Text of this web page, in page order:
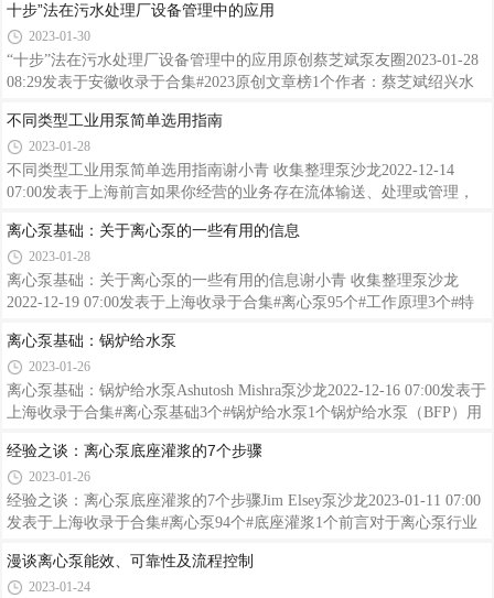
送过程中，隔膜
作简单，但这种泵可选择的款式也很多，今天让我们一起来看看选择适
合您的AODD泵型需要考虑的因素。为何选择气动双隔膜泵？气动双隔
膜泵的独特优势，使其成为许多富有挑战性的应用的明智之选。
十步”法在污水处理厂设备管理中的应用
2023-01-30
“十步”法在污水处理厂设备管理中的应用原创蔡芝斌泵友圈2023-01-28
08:29发表于安徽收录于合集#2023原创文章榜1个作者：蔡芝斌绍兴水
政府特殊津贴获得者、全国技术能手、浙江省万人计划高技能领军人
才、浙江工匠、浙江省首席技师、绍兴市突出贡献人才、绍兴市特聘专
家，在印染废水处理、水处理设备等方面具有丰富的经验，并取得了多
项系统性的创新成果，累计授权专利29项，发表论文34篇，编写著作1
应用提
不同类型工业用泵简单选用指南
2023-01-28
不同类型工业用泵简单选用指南谢小青 收集整理泵沙龙2022-12-14
07:00发表于上海前言如果你经营的业务存在流体输送、处理或管理，
型，因为有很多选择。以下是不同类型工业泵简单的选用指南以及每种
泵的用途。什么是工业泵？工业泵，泛指用于工业生产的泵。它是一种
机械装置，当其输送液体时，将来自驱动机（通常为电动机）的机械能
转换为液压能。这种能量传递允许机器将流体从一个地方移动到另一个
功能将因选
离心泵基础：关于离心泵的一些有用的信息
2023-01-28
离心泵基础：关于离心泵的一些有用的信息谢小青 收集整理泵沙龙
2022-12-19 07:00发表于上海收录于合集#离心泵95个#工作原理3个#特
计用于通过安装于被驱动转子上的单级或多级叶轮传递旋转能量来移动
流体。流体沿其轴线进入快速旋转的叶轮，并由离心力沿其圆周通过叶
轮的叶片尖端排出。叶轮的作用增加了流体的速度和压力，并将其引向
泵出口。泵壳是专门设计的，用于压缩泵入口的流体，将其引导到叶轮
轮是离心
离心泵基础：锅炉给水泵
2023-01-26
离心泵基础：锅炉给水泵Ashutosh Mishra泵沙龙2022-12-16 07:00发表于
上海收录于合集#离心泵基础3个#锅炉给水泵1个锅炉给水泵（BFP）用
炉给水的运行参数（流量、扬程、温度）由锅炉设计者计算。今天，几
乎所有的BFP都是离心泵。BFP在轴功率、材料、泵类型和驱动方面的
结构取决于电力技术的发展。化石燃料发电站的趋势是不断向更大的发
电机组发展。直到1950年，BFP的平均排放压力在200 bar范围内。到
电厂
经验之谈：离心泵底座灌浆的7个步骤
2023-01-26
经验之谈：离心泵底座灌浆的7个步骤Jim Elsey泵沙龙2023-01-11 07:00
发表于上海收录于合集#离心泵94个#底座灌浆1个前言对于离心泵行业
的安装。然而在实际工程应用中，却很难能同时完成这两项目标。制造
商通常鼓励客户使用质量为泵组（泵+驱动机+底座）质量三到五倍的基
漫谈离心泵能效、可靠性及流程控制
2023-01-24